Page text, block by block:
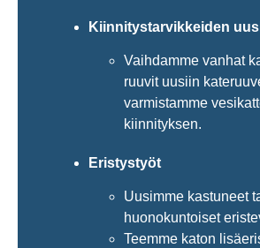
Kiinnitystarvikkeiden
Vaihdamme vanhat
ruuvit uusiin
varmistamme
kiinnityksen.
Eristystyöt
Uusimme kastuneet
huonokuntoiset
Teemme katon